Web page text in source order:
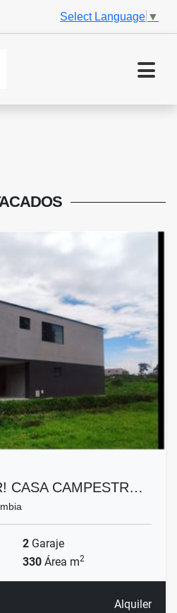
Select Language ▼
CASA CAMPESTR…
2 Garaje
330 Área m2
Alquiler